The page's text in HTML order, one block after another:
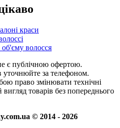
краси
волосся
є публічною офертою.
уточнюйте за телефоном.
право змінювати технічні
товарів без попереднього
© 2014 - 2026